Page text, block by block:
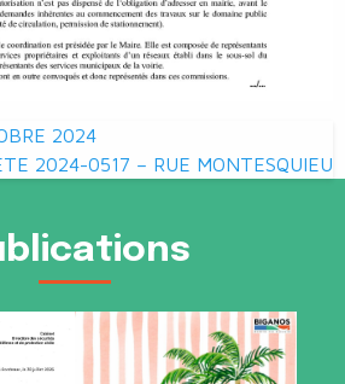
2024
2024-0517 – RUE MONTESQUIEU